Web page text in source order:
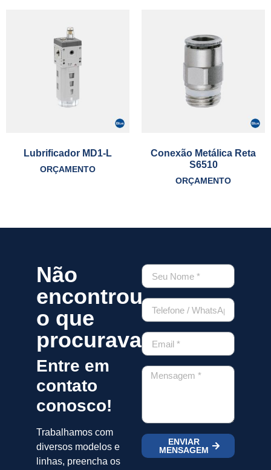
Lubrificador MD1-L
ORÇAMENTO
Conexão Metálica Reta
S6510
ORÇAMENTO
Não
encontrou
o que
procurava?
Entre em
contato
conosco!
Trabalhamos com
diversos modelos e
linhas, preencha os
ENVIAR
MENSAGEM